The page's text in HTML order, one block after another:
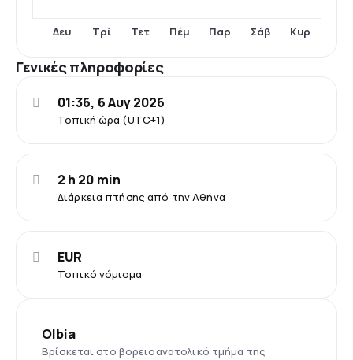
Δευ Τρί Τετ Πέμ Παρ Σάβ Κυρ
Γενικές πληροφορίες
Τοπική ώρα (UTC+1)
01:36, 6 Αυγ 2026
Διάρκεια πτήσης από την Αθήνα
2 h 20 min
Τοπικό νόμισμα
EUR
Olbia
Βρίσκεται στο βορειοανατολικό τμήμα της